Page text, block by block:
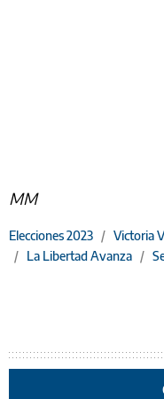
MM
Elecciones 2023 / Victoria
/ La Libertad Avanza /